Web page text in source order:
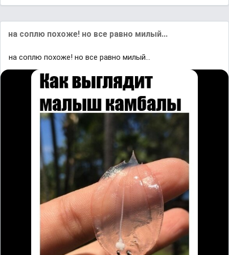
на соплю похоже! но все равно милый...
на соплю похоже! но все равно милый...